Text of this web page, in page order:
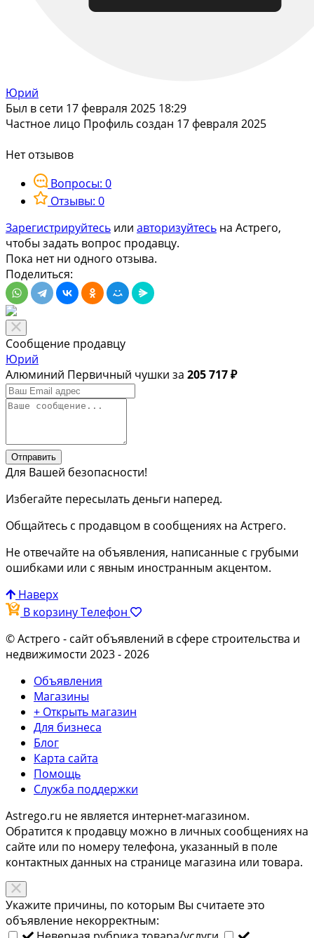
Юрий
Был в сети 17 февраля 2025 18:29
Частное лицо Профиль создан 17 февраля 2025
Нет отзывов
Вопросы: 0
Отзывы: 0
Зарегистрируйтесь или авторизуйтесь на Астрего,
чтобы задать вопрос продавцу.
Пока нет ни одного отзыва.
Поделиться:
Сообщение продавцу
Юрий
Алюминий Первичный чушки за 205 717 ₽
Отправить
Для Вашей безопасности!
Избегайте пересылать деньги наперед.
Общайтесь с продавцом в сообщениях на Астрего.
Не отвечайте на объявления, написанные с грубыми
ошибками или с явным иностранным акцентом.
Наверх
В корзинуТелефон
© Астрего - сайт объявлений в сфере строительства и
недвижимости 2023 - 2026
Объявления
Магазины
+ Открыть магазин
Для бизнеса
Блог
Карта сайта
Помощь
Служба поддержки
Astrego.ru не является интернет-магазином.
Обратится к продавцу можно в личных сообщениях на
сайте или по номеру телефона, указанный в поле
контактных данных на странице магазина или товара.
Укажите причины, по которым Вы считаете это
объявление некорректным: